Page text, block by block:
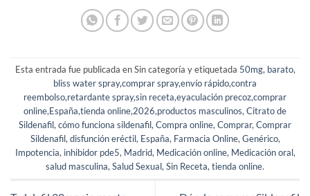
Esta entrada fue publicada en Sin categoría y etiquetada 50mg, barato,
bliss water spray,comprar spray,envío rápido,contra
reembolso,retardante spray,sin receta,eyaculación precoz,comprar
online,España,tienda online,2026,productos masculinos,Citrato de
Sildenafil,cómo funciona sildenafil,Compra online,Comprar,Comprar
Sildenafil,disfunción eréctil, España, Farmacia Online,Genérico,
Impotencia, inhibidor pde5, Madrid, Medicación online, Medicación oral,
salud masculina,Salud Sexual,Sin Receta,tienda online.